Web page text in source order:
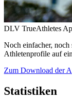
DLV TrueAthletes
Noch einfacher,
Athletenprofile auf
Zum Download der
Statistiken